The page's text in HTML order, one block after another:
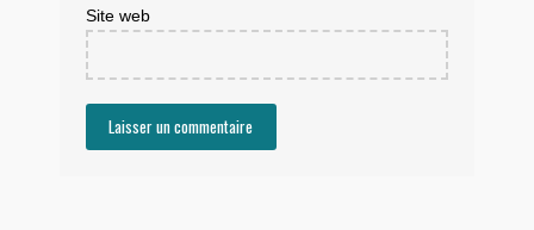
Site web